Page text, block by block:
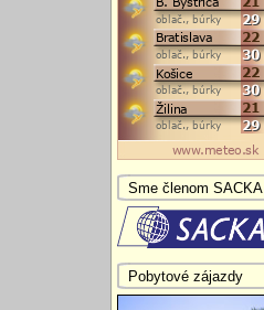
Sme členom SACKA
Pobytové zájazdy